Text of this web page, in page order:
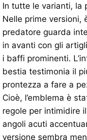
In tutte le varianti, la
Nelle prime versioni,
predatore guarda
in avanti con gli
i baffi prominenti.
bestia testimonia il
prontezza a fare a
Cioè, l’emblema è
regole per intimidire
angoli acuti
versione sembra